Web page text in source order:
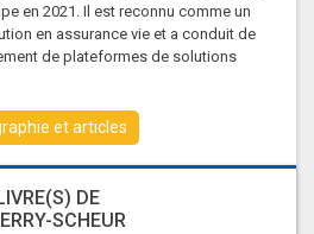
en 2021. Il est reconnu comme un
en assurance vie et a conduit de
de plateformes de solutions
et articles
LIVRE(S) DE
SCHEUR